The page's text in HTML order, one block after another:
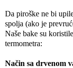
Da piroške ne bi
spolja (ako je
Naše bake su
termometra:
Način sa drvenom